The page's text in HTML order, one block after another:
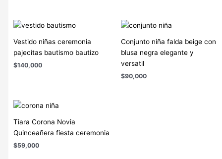
Vestido niñas ceremonia
pajecitas bautismo bautizo
$140,000
Conjunto niña falda beige con
blusa negra elegante y
versatil
$90,000
Tiara Corona Novia
Quinceañera fiesta ceremonia
$59,000